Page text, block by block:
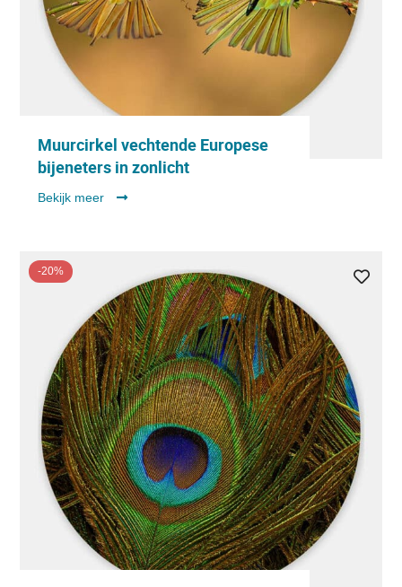
Muurcirkel vechtende Europese
bijeneters in zonlicht
Bekijk meer
-20%